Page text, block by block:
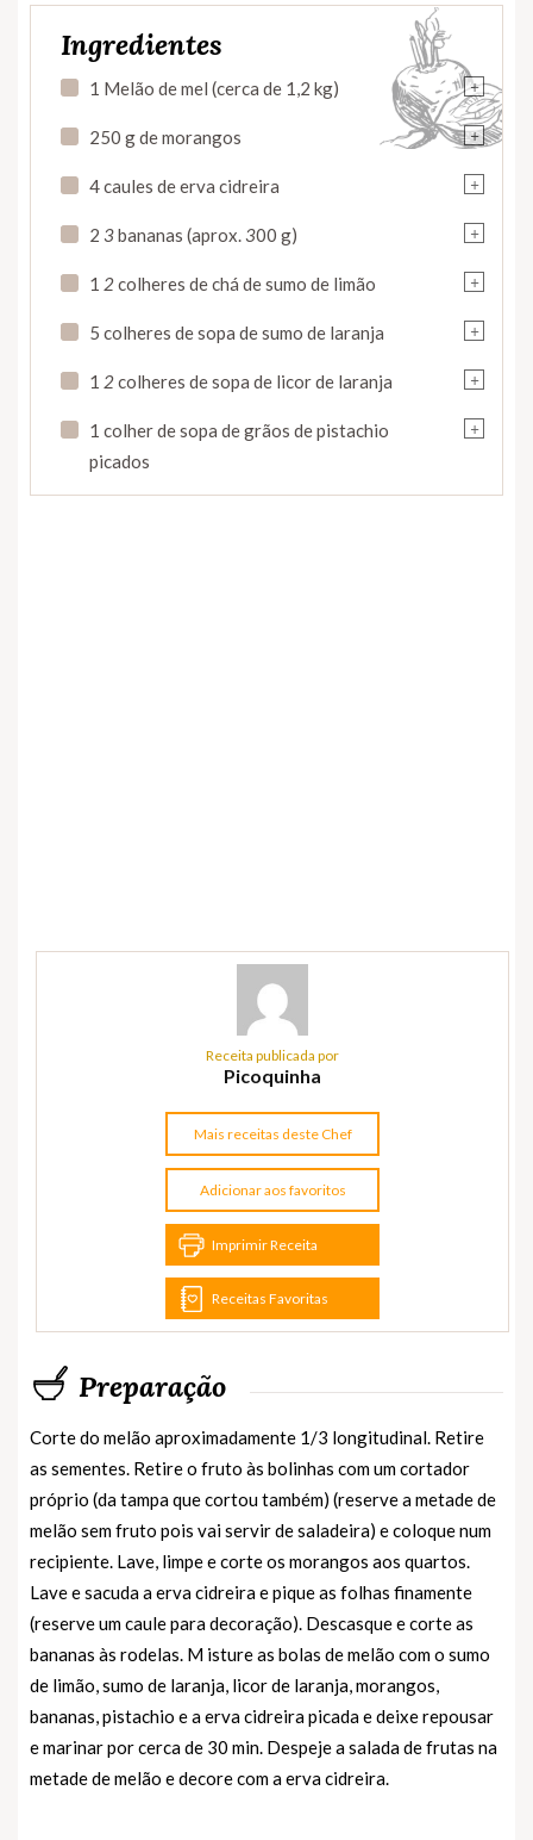
Ingredientes
+
1 Melão de mel (cerca de 1,2 kg)
+
250 g de morangos
+
4 caules de erva cidreira
+
2 3bananas (aprox.300 g)
+
1 2colheres de chá de sumo de limão
+
5 colheres de sopa de sumo de laranja
+
1 2colheres de sopa de licor de laranja
+
1 colher de sopa de grãos de pistachio
picados
Receita publicada por
Picoquinha
Mais receitas deste Chef
Adicionar aos favoritos
Imprimir Receita
Receitas Favoritas
Preparação
Corte do melão aproximadamente 1/3 longitudinal. Retire
as sementes. Retire o fruto às bolinhas com um cortador
próprio (da tampa que cortou também) (reserve a metade de
melão sem fruto pois vai servir de saladeira) e coloque num
recipiente. Lave, limpe e corte os morangos aos quartos.
Lave e sacuda a erva cidreira e pique as folhas finamente
(reserve um caule para decoração). Descasque e corte as
bananas às rodelas. M isture as bolas de melão com o sumo
de limão, sumo de laranja, licor de laranja, morangos,
bananas, pistachio e a erva cidreira picada e deixe repousar
e marinar por cerca de 30 min. Despeje a salada de frutas na
metade de melão e decore com a erva cidreira.